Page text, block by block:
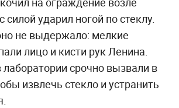
силой ударил ногой по стеклу.
не выдержало: мелкие
лицо и кисти рук Ленина.
срочно вызвали в
извлечь стекло и устранить